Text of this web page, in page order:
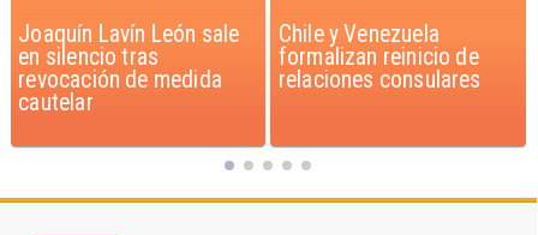
Chile y Venezuela
formalizan reinicio de
relaciones consulares
Feriantes rechazan
dichos de Camila Flores
sobre Fabiola Campillai